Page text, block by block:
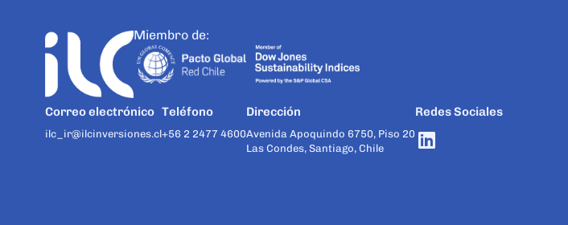
Miembro de:
Correo electrónico
ilc_ir@ilcinversiones.cl
Teléfono
+56 2 2477 4600
Dirección
Avenida Apoquindo 6750, Piso 20
Las Condes, Santiago, Chile
Redes Sociales